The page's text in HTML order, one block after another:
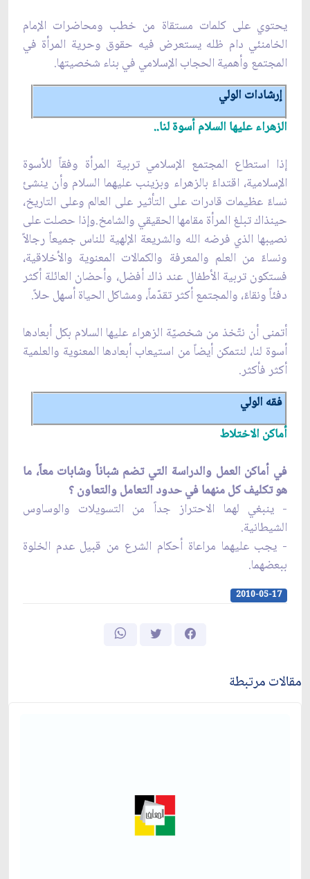
يحتوي على كلمات مستقاة من خطب ومحاضرات الإمام
الخامنئي دام ظله يستعرض فيه حقوق وحرية المرأة في
المجتمع وأهمية الحجاب الإسلامي في بناء شخصيتها.
إرشادات الولي
الزهراء عليها السلام أسوة لنا..
إذا استطاع المجتمع الإسلامي تربية المرأة وفقاً للأسوة
الإسلامية، اقتداءً بالزهراء وبزينب عليهما السلام وأن ينشئ
نساءً عظيمات قادرات على التأثير على العالم وعلى التاريخ،
حينذاك تبلغ المرأة مقامها الحقيقي والشامخ.وإذا حصلت على
نصيبها الذي فرضه الله والشريعة الإلهية للناس جميعاً رجالاً
ونساءً من العلم والمعرفة والكمالات المعنوية والأخلاقية،
فستكون تربية الأطفال عند ذاك أفضل، وأحضان العائلة أكثر
دفئاً ونقاءً، والمجتمع أكثر تقدّماً، ومشاكل الحياة أسهل حلاً.
أتمنى أن نتّخذ من شخصيّة الزهراء عليها السلام بكل أبعادها
أسوة لنا، لنتمكن أيضاً من استيعاب أبعادها المعنوية والعلمية
أكثر فأكثر.
فقهالولي
أماكن الاختلاط
في أماكن العمل والدراسة التي تضم شباناً وشابات معاً، ما
هو تكليف كل منهما في حدود التعامل والتعاون ؟
- ينبغي لهما الاحتراز جداً من التسويلات والوساوس
الشيطانية.
- يجب عليهما مراعاة أحكام الشرع من قبيل عدم الخلوة
ببعضهما.
2010-05-17
مقالات مرتبطة